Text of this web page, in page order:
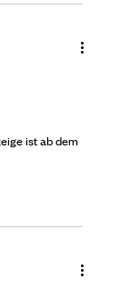
ist ab dem